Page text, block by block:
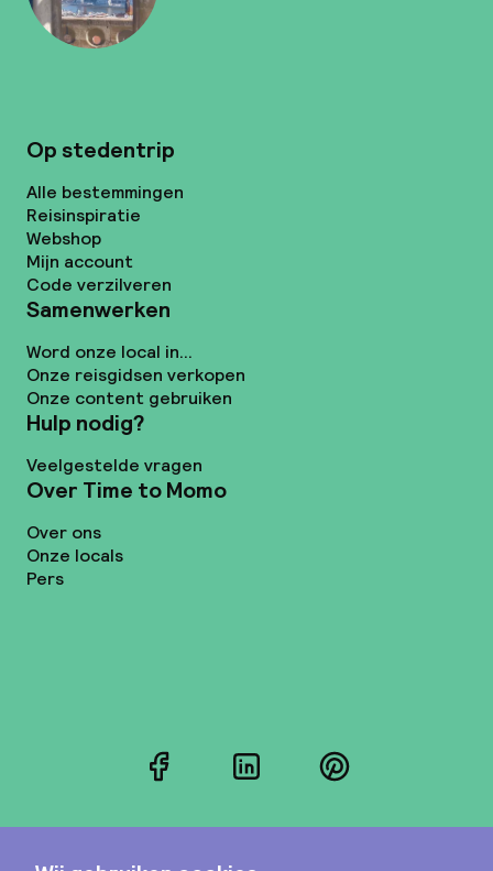
Op stedentrip
Alle bestemmingen
Reisinspiratie
Webshop
Mijn account
Code verzilveren
Samenwerken
Word onze local in...
Onze reisgidsen verkopen
Onze content gebruiken
Hulp nodig?
Veelgestelde vragen
Over Time to Momo
Over ons
Onze locals
Pers
FacebookLinkedInPinterest